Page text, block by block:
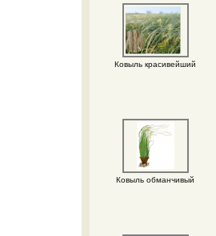
Ковыль красивейший
Ковыль обманчивый